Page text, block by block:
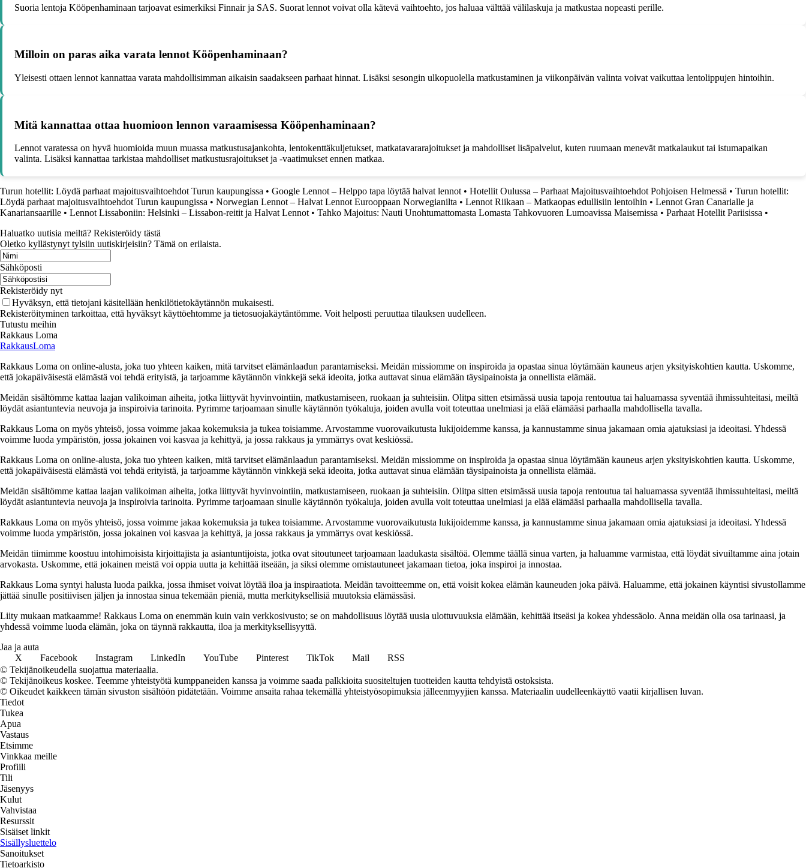
Suoria lentoja Kööpenhaminaan tarjoavat esimerkiksi Finnair ja SAS. Suorat lennot voivat olla kätevä vaihtoehto, jos haluaa välttää välilaskuja ja matkustaa nopeasti perille.
Milloin on paras aika varata lennot Kööpenhaminaan?
Yleisesti ottaen lennot kannattaa varata mahdollisimman aikaisin saadakseen parhaat hinnat. Lisäksi sesongin ulkopuolella matkustaminen ja viikonpäivän valinta voivat vaikuttaa lentolippujen hintoihin.
Mitä kannattaa ottaa huomioon lennon varaamisessa Kööpenhaminaan?
Lennot varatessa on hyvä huomioida muun muassa matkustusajankohta, lentokenttäkuljetukset, matkatavararajoitukset ja mahdolliset lisäpalvelut, kuten ruumaan menevät matkalaukut tai istumapaikan
valinta. Lisäksi kannattaa tarkistaa mahdolliset matkustusrajoitukset ja -vaatimukset ennen matkaa.
Turun hotellit: Löydä parhaat majoitusvaihtoehdot Turun kaupungissa • Google Lennot – Helppo tapa löytää halvat lennot• Hotellit Oulussa – Parhaat Majoitusvaihtoehdot Pohjoisen Helmessä • Turun hotellit:
Löydä parhaat majoitusvaihtoehdot Turun kaupungissa • Norwegian Lennot – Halvat Lennot Eurooppaan Norwegianilta • Lennot Riikaan – Matkaopas edullisiin lentoihin • Lennot Gran Canarialle ja
Kanariansaarille • Lennot Lissaboniin: Helsinki – Lissabon-reitit ja Halvat Lennot• Tahko Majoitus: Nauti Unohtumattomasta Lomasta Tahkovuoren Lumoavissa Maisemissa • Parhaat Hotellit Pariisissa •
Haluatko uutisia meiltä? Rekisteröidy tästä
Oletko kyllästynyt tylsiin uutiskirjeisiin? Tämä on erilaista.
Sähköposti
Rekisteröidy nyt
Hyväksyn, että tietojani käsitellään henkilötietokäytännön mukaisesti.
Rekisteröityminen tarkoittaa, että hyväksyt käyttöehtomme ja tietosuojakäytäntömme. Voit helposti peruuttaa tilauksen uudelleen.
Tutustu meihin
Rakkaus Loma
RakkausLoma
Rakkaus Loma on online-alusta, joka tuo yhteen kaiken, mitä tarvitset elämänlaadun parantamiseksi. Meidän missiomme on inspiroida ja opastaa sinua löytämään kauneus arjen yksityiskohtien kautta. Uskomme,
että jokapäiväisestä elämästä voi tehdä erityistä, ja tarjoamme käytännön vinkkejä sekä ideoita, jotka auttavat sinua elämään täysipainoista ja onnellista elämää.
Meidän sisältömme kattaa laajan valikoiman aiheita, jotka liittyvät hyvinvointiin, matkustamiseen, ruokaan ja suhteisiin. Olitpa sitten etsimässä uusia tapoja rentoutua tai haluamassa syventää ihmissuhteitasi, meiltä
löydät asiantuntevia neuvoja ja inspiroivia tarinoita. Pyrimme tarjoamaan sinulle käytännön työkaluja, joiden avulla voit toteuttaa unelmiasi ja elää elämääsi parhaalla mahdollisella tavalla.
Rakkaus Loma on myös yhteisö, jossa voimme jakaa kokemuksia ja tukea toisiamme. Arvostamme vuorovaikutusta lukijoidemme kanssa, ja kannustamme sinua jakamaan omia ajatuksiasi ja ideoitasi. Yhdessä
voimme luoda ympäristön, jossa jokainen voi kasvaa ja kehittyä, ja jossa rakkaus ja ymmärrys ovat keskiössä.
Rakkaus Loma on online-alusta, joka tuo yhteen kaiken, mitä tarvitset elämänlaadun parantamiseksi. Meidän missiomme on inspiroida ja opastaa sinua löytämään kauneus arjen yksityiskohtien kautta. Uskomme,
että jokapäiväisestä elämästä voi tehdä erityistä, ja tarjoamme käytännön vinkkejä sekä ideoita, jotka auttavat sinua elämään täysipainoista ja onnellista elämää.
Meidän sisältömme kattaa laajan valikoiman aiheita, jotka liittyvät hyvinvointiin, matkustamiseen, ruokaan ja suhteisiin. Olitpa sitten etsimässä uusia tapoja rentoutua tai haluamassa syventää ihmissuhteitasi, meiltä
löydät asiantuntevia neuvoja ja inspiroivia tarinoita. Pyrimme tarjoamaan sinulle käytännön työkaluja, joiden avulla voit toteuttaa unelmiasi ja elää elämääsi parhaalla mahdollisella tavalla.
Rakkaus Loma on myös yhteisö, jossa voimme jakaa kokemuksia ja tukea toisiamme. Arvostamme vuorovaikutusta lukijoidemme kanssa, ja kannustamme sinua jakamaan omia ajatuksiasi ja ideoitasi. Yhdessä
voimme luoda ympäristön, jossa jokainen voi kasvaa ja kehittyä, ja jossa rakkaus ja ymmärrys ovat keskiössä.
Meidän tiimimme koostuu intohimoisista kirjoittajista ja asiantuntijoista, jotka ovat sitoutuneet tarjoamaan laadukasta sisältöä. Olemme täällä sinua varten, ja haluamme varmistaa, että löydät sivuiltamme aina jotain
arvokasta. Uskomme, että jokainen meistä voi oppia uutta ja kehittää itseään, ja siksi olemme omistautuneet jakamaan tietoa, joka inspiroi ja innostaa.
Rakkaus Loma syntyi halusta luoda paikka, jossa ihmiset voivat löytää iloa ja inspiraatiota. Meidän tavoitteemme on, että voisit kokea elämän kauneuden joka päivä. Haluamme, että jokainen käyntisi sivustollamme
jättää sinulle positiivisen jäljen ja innostaa sinua tekemään pieniä, mutta merkityksellisiä muutoksia elämässäsi.
Liity mukaan matkaamme! Rakkaus Loma on enemmän kuin vain verkkosivusto; se on mahdollisuus löytää uusia ulottuvuuksia elämään, kehittää itseäsi ja kokea yhdessäolo. Anna meidän olla osa tarinaasi, ja
yhdessä voimme luoda elämän, joka on täynnä rakkautta, iloa ja merkityksellisyyttä.
Jaa ja auta
X
Facebook Instagram LinkedIn YouTube Pinterest TikTok Mail
RSS
© Tekijänoikeudella suojattua materiaalia.
© Tekijänoikeus koskee. Teemme yhteistyötä kumppaneiden kanssa ja voimme saada palkkioita suositeltujen tuotteiden kautta tehdyistä ostoksista.
© Oikeudet kaikkeen tämän sivuston sisältöön pidätetään. Voimme ansaita rahaa tekemällä yhteistyösopimuksia jälleenmyyjien kanssa. Materiaalin uudelleenkäyttö vaatii kirjallisen luvan.
Tiedot
Tukea
Apua
Vastaus
Etsimme
Vinkkaa meille
Profiili
Tili
Jäsenyys
Kulut
Vahvistaa
Resurssit
Sisäiset linkit
Sisällysluettelo
Sanoitukset
Tietoarkisto